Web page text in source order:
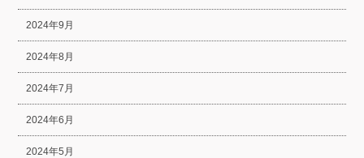
2024年9月
2024年8月
2024年7月
2024年6月
2024年5月